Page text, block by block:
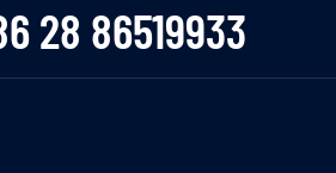
28 86519933